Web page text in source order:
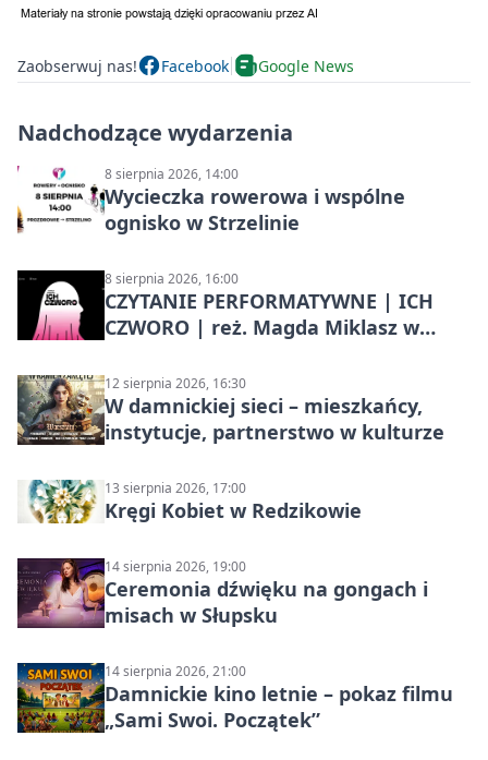
Zaobserwuj nas! Facebook Google News
Nadchodzące wydarzenia
8 sierpnia 2026, 14:00
Wycieczka rowerowa i wspólne
ognisko w Strzelinie
8 sierpnia 2026, 16:00
CZYTANIE PERFORMATYWNE | ICH
CZWORO | reż. Magda Miklasz w
12 sierpnia 2026, 16:30
W damnickiej sieci – mieszkańcy,
instytucje, partnerstwo w kulturze
13 sierpnia 2026, 17:00
Kręgi Kobiet w Redzikowie
14 sierpnia 2026, 19:00
Ceremonia dźwięku na gongach i
misach w Słupsku
14 sierpnia 2026, 21:00
Damnickie kino letnie – pokaz filmu
„Sami Swoi. Początek”